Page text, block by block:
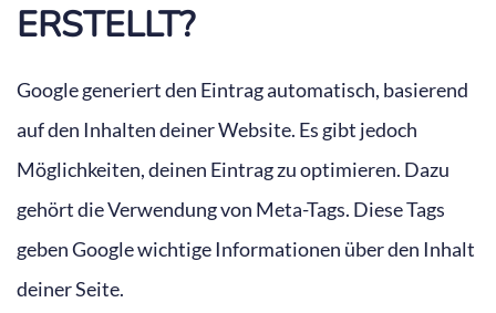
ERSTELLT?
Google generiert den Eintrag automatisch, basierend
auf den Inhalten deiner Website. Es gibt jedoch
Möglichkeiten, deinen Eintrag zu optimieren. Dazu
gehört die Verwendung von Meta-Tags. Diese Tags
geben Google wichtige Informationen über den Inhalt
deiner Seite.